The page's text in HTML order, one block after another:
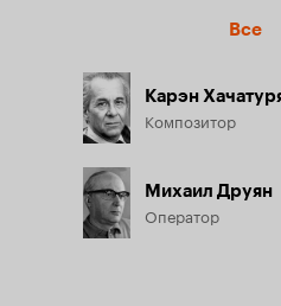
Все
Карэн
Композитор
Михаил Друян
Оператор